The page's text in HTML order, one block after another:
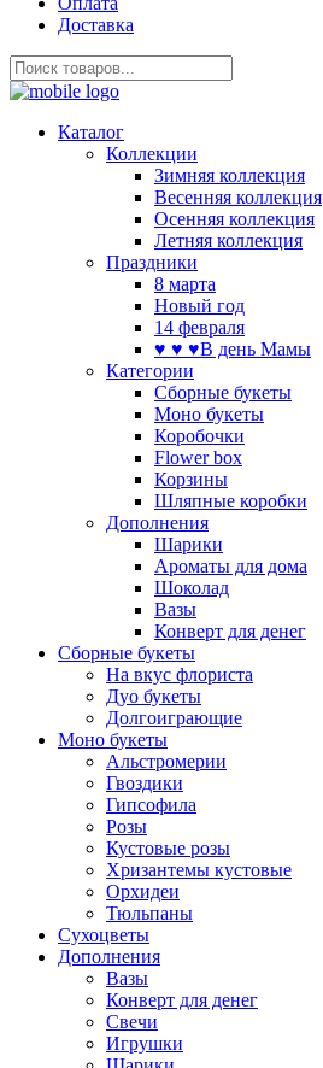
Доставка
Каталог
Коллекции
Зимняя коллекция
Весенняя коллекция
Осенняя коллекция
Летняя коллекция
Праздники
8 марта
Новый год
14 февраля
♥ ♥ ♥В день Мамы
Категории
Сборные букеты
Моно букеты
Коробочки
Flower box
Корзины
Шляпные коробки
Дополнения
Шарики
Ароматы для дома
Шоколад
Вазы
Конверт для денег
Сборные букеты
На вкус флориста
Дуо букеты
Долгоиграющие
Моно букеты
Альстромерии
Гвоздики
Гипсофила
Розы
Кустовые розы
Хризантемы кустовые
Орхидеи
Тюльпаны
Сухоцветы
Дополнения
Вазы
Конверт для денег
Свечи
Игрушки